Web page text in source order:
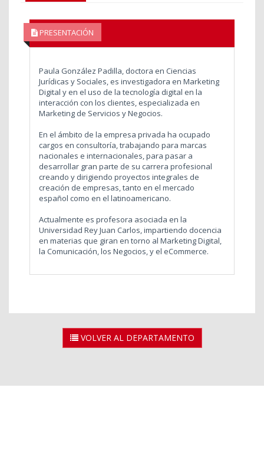
PRESENTACIÓN
Paula González Padilla, doctora en Ciencias
Jurídicas y Sociales, es investigadora en Marketing
Digital y en el uso de la tecnología digital en la
interacción con los clientes, especializada en
Marketing de Servicios y Negocios.
En el ámbito de la empresa privada ha ocupado
cargos en consultoría, trabajando para marcas
nacionales e internacionales, para pasar a
desarrollar gran parte de su carrera profesional
creando y dirigiendo proyectos integrales de
creación de empresas, tanto en el mercado
español como en el latinoamericano.
Actualmente es profesora asociada en la
Universidad Rey Juan Carlos, impartiendo docencia
en materias que giran en torno al Marketing Digital,
la Comunicación, los Negocios, y el eCommerce.
VOLVER AL DEPARTAMENTO